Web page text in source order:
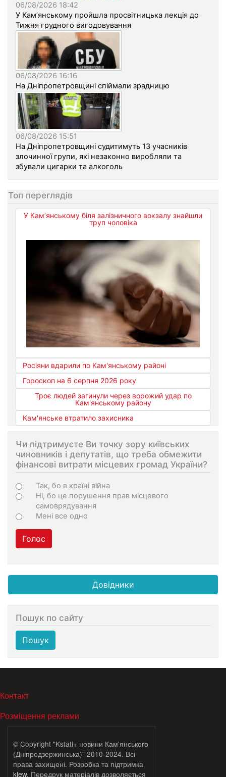
06/08/2026 18:42
У Кам’янському пройшла просвітницька лекція до
Тижня грудного вигодовування
06/08/2026 16:16
На Дніпропетровщині спіймали зрадницю
06/08/2026 15:51
На Дніпропетровщині судитимуть 13 учасників
злочинної групи, які незаконно виробляли та
збували цигарки та алкоголь
Топ переглядів
У Кам’янському біля залізничного вокзалу знайшли
труп чоловіка
Росіяни вдарили по Кам'янському районі
Гороскоп на 6 серпня 2026 року
Троє людей загинули через ворожий удар по
Кам'янському району
Кам'янське втратило захисника
Чи підтримуєте Ви точку зору київських
чиновників і депутатів, що треба обмежити
фінансові витрати місцевих громад України?
Choices
Так, бо в країні війна
Ні, бо це порушення прав місцевого
самоврядування
Мені все одно
Голос
Довідники
Пошук по сайту
Пошук
МЕНЮ В ПОДВАЛЕ
Контакт
Розміщення реклами
© Copyright "Kstati+ новини Кам'янського
(Дніпродзержинська)" 2010-2024. Всі
права захищені. Розробка та підтримка
klew. Передрук матеріалів дозволяється